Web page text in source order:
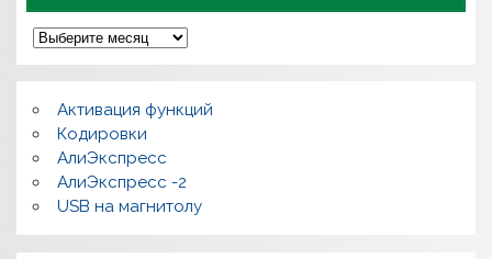
А
р
х
и
ы
Активация функций
Кодировки
АлиЭкспресс
АлиЭкспресс -2
USB на магнитолу